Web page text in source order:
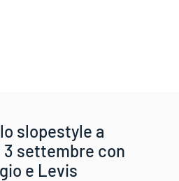
slopestyle a
3 settembre con
e Levis